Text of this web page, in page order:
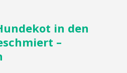
in den
–